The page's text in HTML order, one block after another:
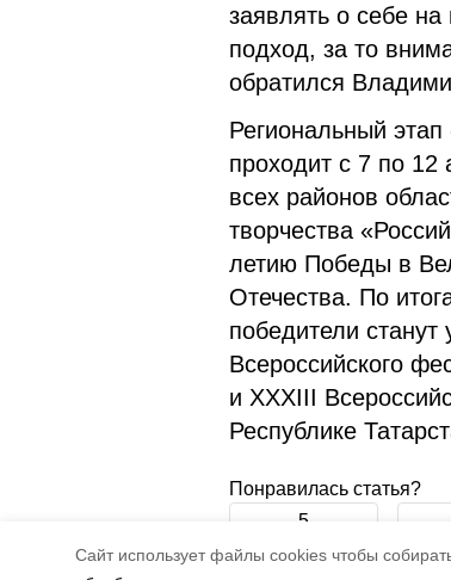
Cайт использует файлы cookies чтобы
заявлять о себе
подход, за то
обратился
Региональный
проходит с 7 по 12
всех районов
творчества
летию Победы в
Отечества. По
победители
Всероссийского
и XXXIII
Республике
Понравилась статья?
5